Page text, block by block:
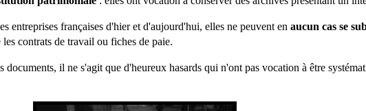
entreprises françaises d'hier et d'aujourd'hui, elles ne peuvent en aucun cas se
les contrats de travail ou fiches de paie.
il ne s'agit que d'heureux hasards qui n'ont pas vocation à être